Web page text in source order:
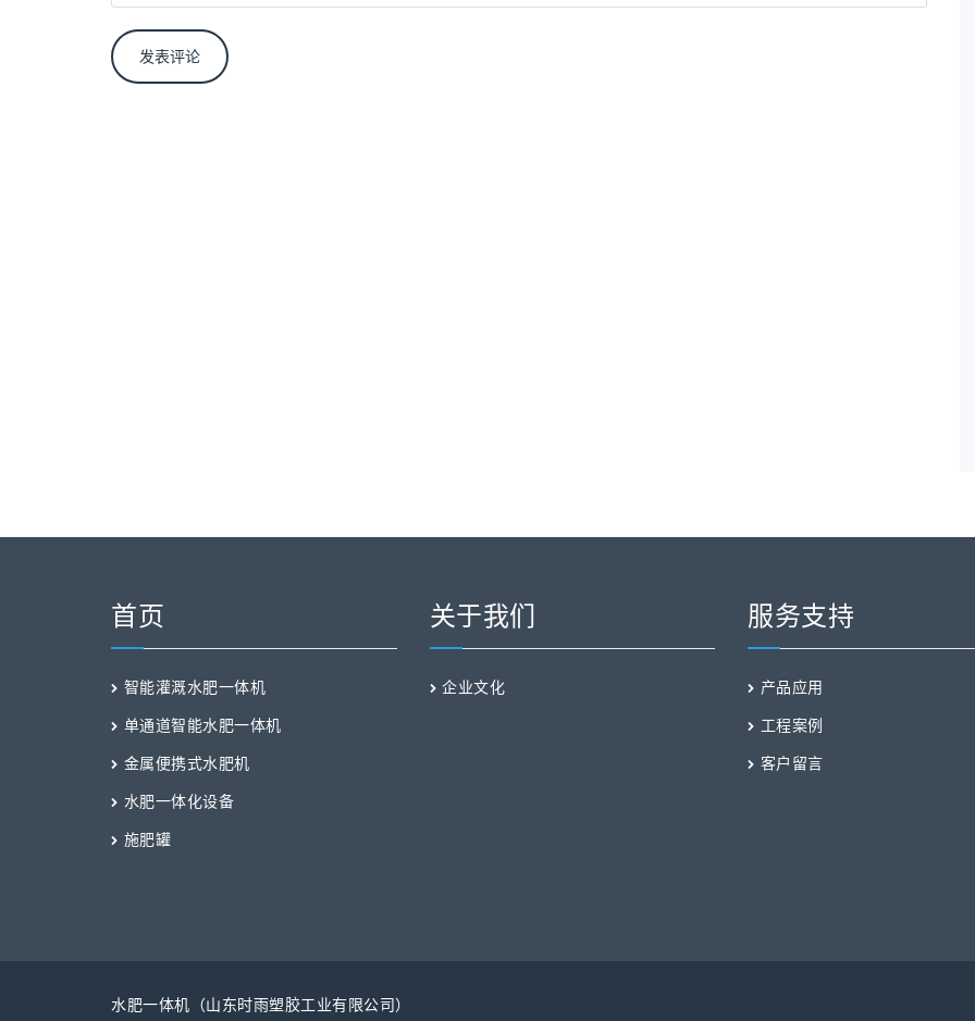
首页
智能灌溉水肥一体机
单通道智能水肥一体机
金属便携式水肥机
水肥一体化设备
施肥罐
关于我们
企业文化
服务支持
产品应用
工程案例
客户留言
水肥一体机（山东时雨塑胶工业有限公司）